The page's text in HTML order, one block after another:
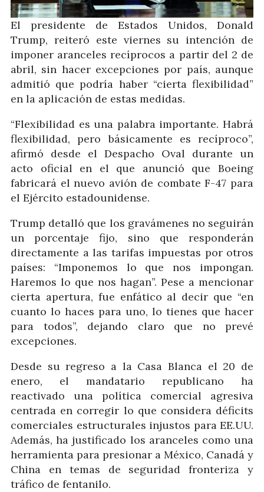
El presidente de Estados Unidos, Donald
Trump, reiteró este viernes su intención de
imponer aranceles recíprocos a partir del 2 de
abril, sin hacer excepciones por país, aunque
admitió que podría haber “cierta flexibilidad”
en la aplicación de estas medidas.
“Flexibilidad es una palabra importante. Habrá
flexibilidad, pero básicamente es recíproco”,
afirmó desde el Despacho Oval durante un
acto oficial en el que anunció que Boeing
fabricará el nuevo avión de combate F-47 para
el Ejército estadounidense.
Trump detalló que los gravámenes no seguirán
un porcentaje fijo, sino que responderán
directamente a las tarifas impuestas por otros
países: “Imponemos lo que nos impongan.
Haremos lo que nos hagan”. Pese a mencionar
cierta apertura, fue enfático al decir que “en
cuanto lo haces para uno, lo tienes que hacer
para todos”, dejando claro que no prevé
excepciones.
Desde su regreso a la Casa Blanca el 20 de
enero, el mandatario republicano ha
reactivado una política comercial agresiva
centrada en corregir lo que considera déficits
comerciales estructurales injustos para EE.UU.
Además, ha justificado los aranceles como una
herramienta para presionar a México, Canadá y
China en temas de seguridad fronteriza y
tráfico de fentanilo.